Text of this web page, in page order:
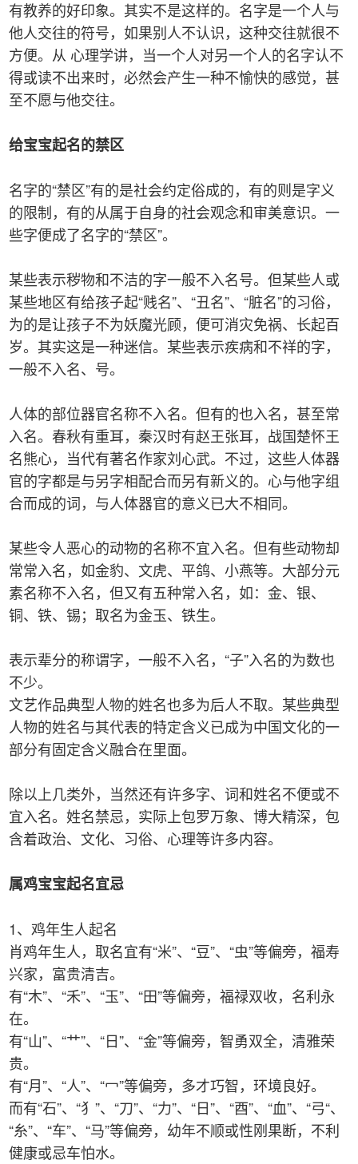
有教养的好印象。其实不是这样的。名字是一个人与
他人交往的符号，如果别人不认识，这种交往就很不
方便。从 心理学讲，当一个人对另一个人的名字认不
得或读不出来时，必然会产生一种不愉快的感觉，甚
至不愿与他交往。
给宝宝起名的禁区
名字的“禁区”有的是社会约定俗成的，有的则是字义
的限制，有的从属于自身的社会观念和审美意识。一
些字便成了名字的“禁区”。
某些表示秽物和不洁的字一般不入名号。但某些人或
某些地区有给孩子起“贱名”、“丑名”、“脏名”的习俗，
为的是让孩子不为妖魔光顾，便可消灾免祸、长起百
岁。其实这是一种迷信。某些表示疾病和不祥的字，
一般不入名、号。
人体的部位器官名称不入名。但有的也入名，甚至常
入名。春秋有重耳，秦汉时有赵王张耳，战国楚怀王
名熊心，当代有著名作家刘心武。不过，这些人体器
官的字都是与另字相配合而另有新义的。心与他字组
合而成的词，与人体器官的意义已大不相同。
某些令人恶心的动物的名称不宜入名。但有些动物却
常常入名，如金豹、文虎、平鸽、小燕等。大部分元
素名称不入名，但又有五种常入名，如：金、银、
铜、铁、锡；取名为金玉、铁生。
表示辈分的称谓字，一般不入名，“子”入名的为数也
不少。
文艺作品典型人物的姓名也多为后人不取。某些典型
人物的姓名与其代表的特定含义已成为中国文化的一
部分有固定含义融合在里面。
除以上几类外，当然还有许多字、词和姓名不便或不
宜入名。姓名禁忌，实际上包罗万象、博大精深，包
含着政治、文化、习俗、心理等许多内容。
属鸡宝宝起名宜忌
1、鸡年生人起名
肖鸡年生人，取名宜有“米”、“豆”、“虫”等偏旁，福寿
兴家，富贵清吉。
有“木”、“禾”、“玉”、“田”等偏旁，福禄双收，名利永
在。
有“山”、“艹”、“日”、“金”等偏旁，智勇双全，清雅荣
贵。
有“月”、“人”、“冖”等偏旁，多才巧智，环境良好。
而有“石”、“犭”、“刀”、“力”、“日”、“酉”、“血”、“弓“、
“糸”、“车”、“马”等偏旁，幼年不顺或性刚果断，不利
健康或忌车怕水。